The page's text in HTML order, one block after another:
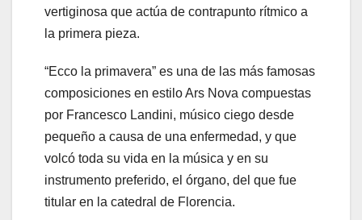
vertiginosa que actúa de contrapunto rítmico a
la primera pieza.
“Ecco la primavera” es una de las más famosas
composiciones en estilo Ars Nova compuestas
por Francesco Landini, músico ciego desde
pequeño a causa de una enfermedad, y que
volcó toda su vida en la música y en su
instrumento preferido, el órgano, del que fue
titular en la catedral de Florencia.